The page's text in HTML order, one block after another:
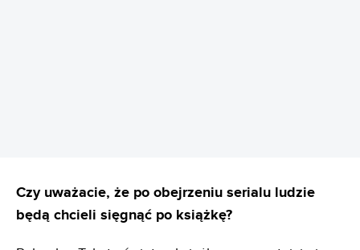
Czy uważacie, że po obejrzeniu serialu ludzie
będą chcieli sięgnąć po książkę?